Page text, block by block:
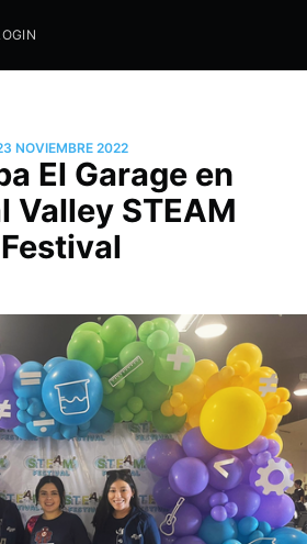
NOVIEMBRE 2022
El Garage en
Valley STEAM
Festival